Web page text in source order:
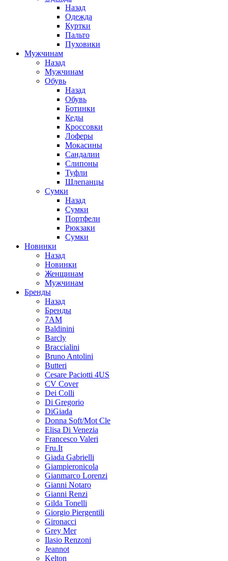
Назад
Одежда
Куртки
Пальто
Пуховики
Мужчинам
Назад
Мужчинам
Обувь
Назад
Обувь
Ботинки
Кеды
Кроссовки
Лоферы
Мокасины
Сандалии
Слипоны
Туфли
Шлепанцы
Сумки
Назад
Сумки
Портфели
Рюкзаки
Сумки
Новинки
Назад
Новинки
Женщинам
Мужчинам
Бренды
Назад
Бренды
7AM
Baldinini
Barcly
Braccialini
Bruno Antolini
Butteri
Cesare Paciotti 4US
CV Cover
Dei Colli
Di Gregorio
DiGiada
Donna Soft/Mot Cle
Elisa Di Venezia
Francesco Valeri
Fru.It
Giada Gabrielli
Giampieronicola
Gianmarco Lorenzi
Gianni Notaro
Gianni Renzi
Gilda Tonelli
Giorgio Piergentili
Gironacci
Grey Mer
Ilasio Renzoni
Jeannot
Kelton